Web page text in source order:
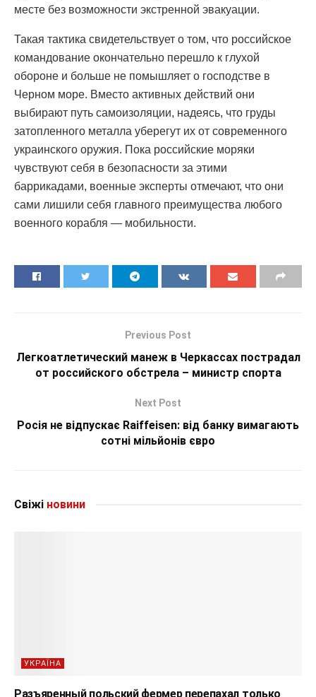
месте без возможности экстренной эвакуации.
Такая тактика свидетельствует о том, что российское
командование окончательно перешло к глухой
обороне и больше не помышляет о господстве в
Черном море. Вместо активных действий они
выбирают путь самоизоляции, надеясь, что груды
затопленного металла уберегут их от современного
украинского оружия. Пока российские моряки
чувствуют себя в безопасности за этими
баррикадами, военные эксперты отмечают, что они
сами лишили себя главного преимущества любого
военного корабля — мобильности.
Previous Post
Легкоатлетический манеж в Черкассах пострадал
от российского обстрела – министр спорта
Next Post
Росія не відпускає Raiffeisen: від банку вимагають
сотні мільйонів євро
Свіжі новини
УКРАЇНА
Разъяренный польский фермер перепахал только